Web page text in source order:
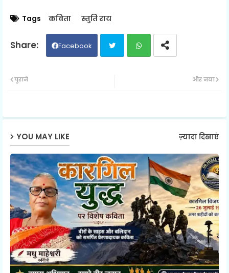
Tags कविता स्तुति राय
Facebook
ap
और नया
पुराने
YOU MAY LIKE ज़्यादा दिखाएं